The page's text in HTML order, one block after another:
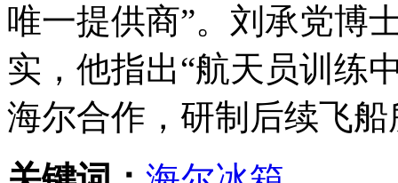
唯一提供商”。刘承党博
实，他指出“航天员训练
海尔合作，研制后续飞